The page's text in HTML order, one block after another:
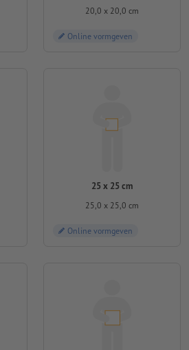
20,0 x 20,0 cm
Online vormgeven
25 x 25 cm
25,0 x 25,0 cm
Online vormgeven